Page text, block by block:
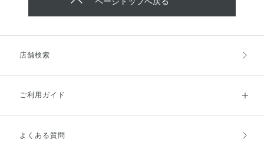
店舗検索
ご利用ガイド
ご利用ガイドトップ
よくある質問